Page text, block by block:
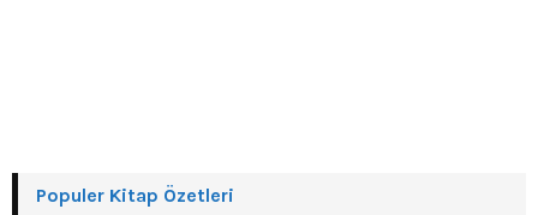
Populer Kitap Özetleri